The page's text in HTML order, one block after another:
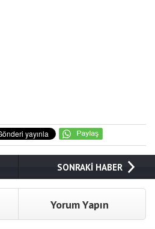
SONRAKİ HABER
Yorum Yapın